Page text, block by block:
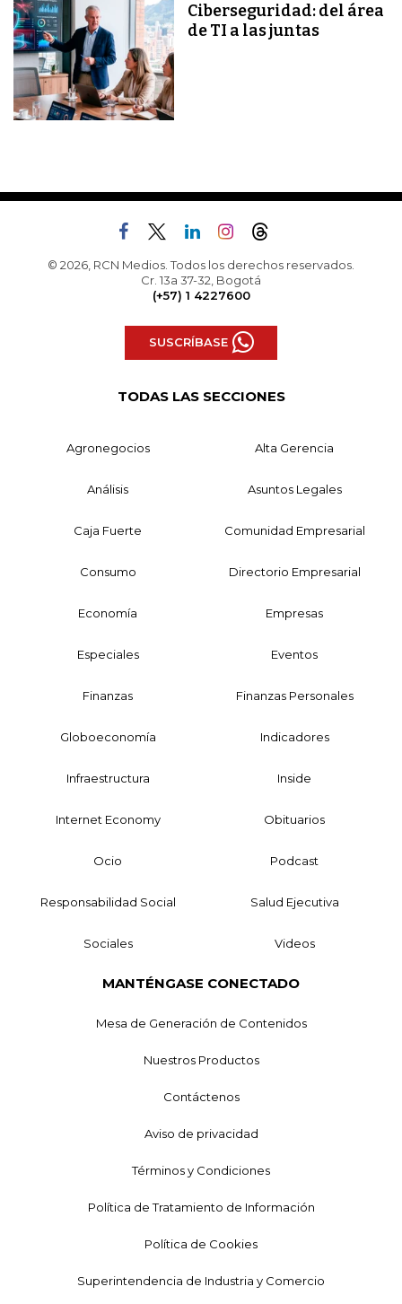
Ciberseguridad: del área
de TI a las juntas
© 2026, RCN Medios. Todos los derechos reservados.
Cr. 13a 37-32, Bogotá
(+57) 1 4227600
SUSCRÍBASE
TODAS LAS SECCIONES
Agronegocios Alta Gerencia
Análisis Asuntos Legales
Caja Fuerte Comunidad Empresarial
Consumo Directorio Empresarial
Economía Empresas
Especiales Eventos
Finanzas Finanzas Personales
Globoeconomía Indicadores
Infraestructura Inside
Internet Economy Obituarios
Ocio Podcast
Responsabilidad Social Salud Ejecutiva
Sociales Videos
MANTÉNGASE CONECTADO
Mesa de Generación de Contenidos
Nuestros Productos
Contáctenos
Aviso de privacidad
Términos y Condiciones
Política de Tratamiento de Información
Política de Cookies
Superintendencia de Industria y Comercio